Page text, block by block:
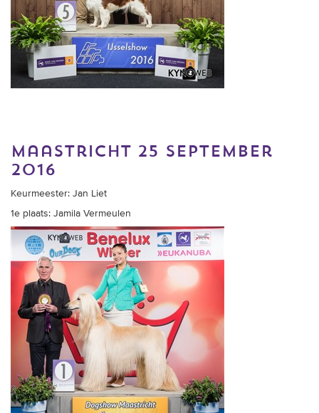
maastricht 25 september
2016
Keurmeester: Jan Liet
1e plaats: Jamila Vermeulen